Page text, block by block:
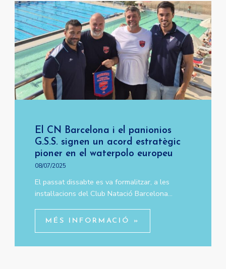
El CN Barcelona i el panionios
G.S.S. signen un acord estratègic
pioner en el waterpolo europeu
08/07/2025
El passat dissabte es va formalitzar, a les
instal·lacions del Club Natació Barcelona…
MÉS INFORMACIÓ »